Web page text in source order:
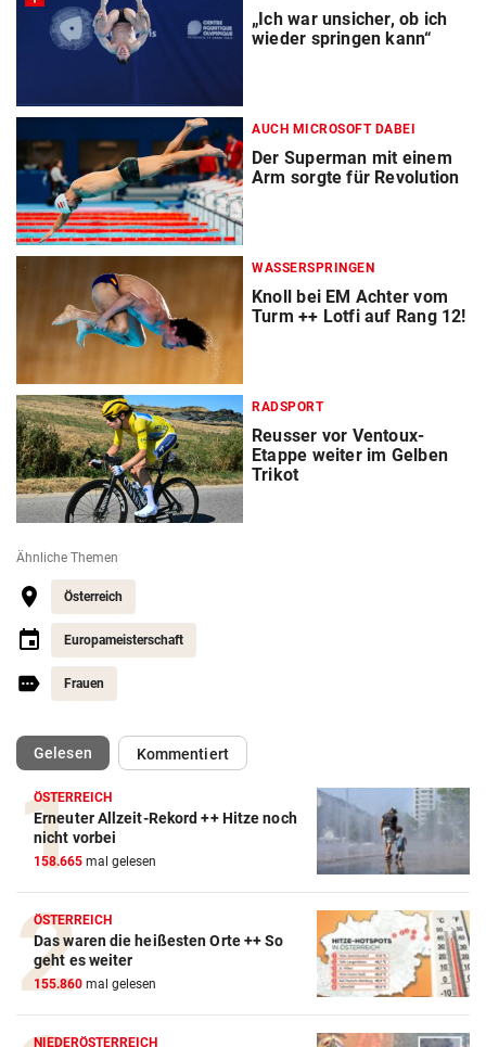
„Ich war unsicher, ob ich
wieder springen kann“
AUCH MICROSOFT DABEI
Der Superman mit einem
Arm sorgte für Revolution
WASSERSPRINGEN
Knoll bei EM Achter vom
Turm ++ Lotfi auf Rang 12!
RADSPORT
Reusser vor Ventoux-
Etappe weiter im Gelben
Trikot
Ähnliche Themen
Österreich
Europameisterschaft
Frauen
Gelesen(ausgewählt)Kommentiert
ÖSTERREICH
Erneuter Allzeit-Rekord ++ Hitze noch
nicht vorbei
158.665 mal gelesen
ÖSTERREICH
Das waren die heißesten Orte ++ So
geht es weiter
155.860 mal gelesen
NIEDERÖSTERREICH
Action-Cam Vergleich
ZUM VERGLEICH
Crosstrainer Vergleich
ZUM VERGLEICH
E-Bike Vergleich
ZUM VERGLEICH